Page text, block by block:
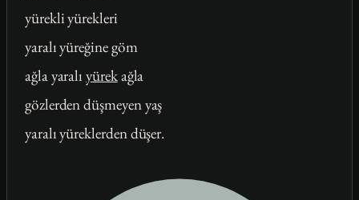
yürekli yürekleri
yaralı yüreğine göm
ağla yaralıyürekağla
gözlerden düşmeyen yaş
yaralı yüreklerden düşer.